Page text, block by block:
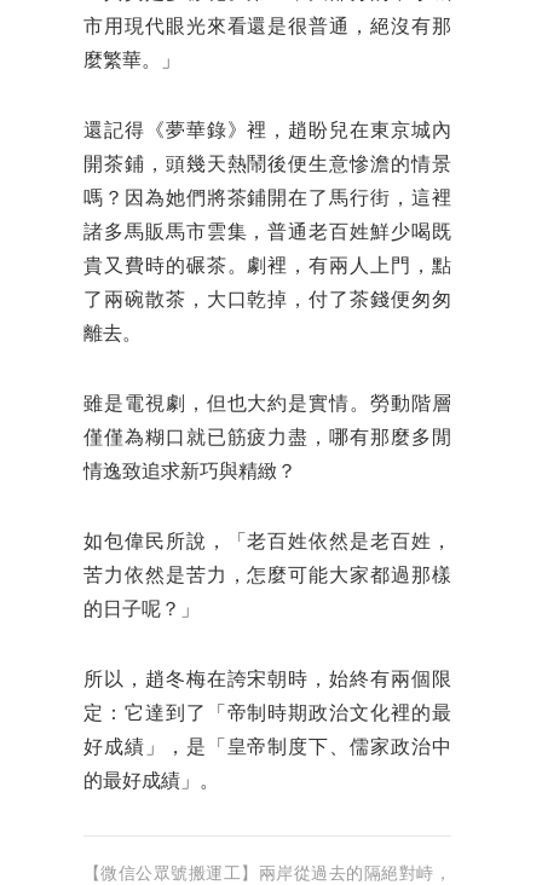
市用現代眼光來看還是很普通，絕沒有那
麼繁華。」
還記得《夢華錄》裡，趙盼兒在東京城內
開茶鋪，頭幾天熱鬧後便生意慘澹的情景
嗎？因為她們將茶鋪開在了馬行街，這裡
諸多馬販馬市雲集，普通老百姓鮮少喝既
貴又費時的碾茶。劇裡，有兩人上門，點
了兩碗散茶，大口乾掉，付了茶錢便匆匆
離去。
雖是電視劇，但也大約是實情。勞動階層
僅僅為糊口就已筋疲力盡，哪有那麼多閒
情逸致追求新巧與精緻？
如包偉民所說，「老百姓依然是老百姓，
苦力依然是苦力，怎麼可能大家都過那樣
的日子呢？」
所以，趙冬梅在誇宋朝時，始終有兩個限
定：它達到了「帝制時期政治文化裡的最
好成績」，是「皇帝制度下、儒家政治中
的最好成績」。
【微信公眾號搬運工】兩岸從過去的隔絕對峙，